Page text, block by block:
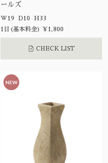
ールズ
W19 D10 H33
1日(基本料金) ¥1,800
CHECK LIST
NEW